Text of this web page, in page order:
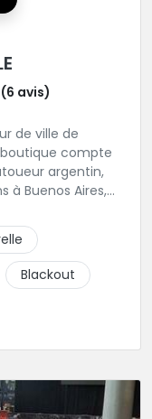
avis)
de ville de
à Buenos Aires,
de la ville
en tant que
proposer
Blackout